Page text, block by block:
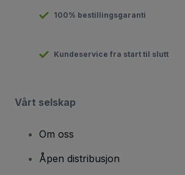
100% bestillingsgaranti
Kundeservice fra start til slutt
Vårt selskap
Om oss
Åpen distribusjon